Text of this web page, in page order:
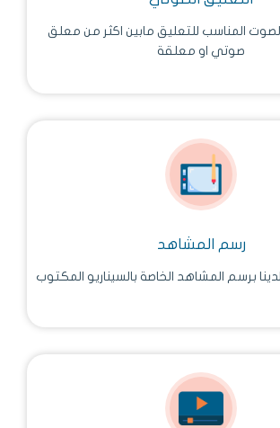
المناسب للتعليق مابين اكثر من معلق
صوتي او معلقة
رسم المشاهد
برسم المشاهد الخاصة بالسيناريو المكتوب